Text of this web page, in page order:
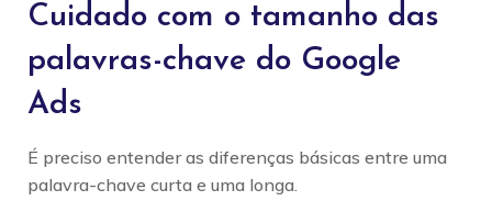
Cuidado com o tamanho das
palavras-chave do Google
Ads
É preciso entender as diferenças básicas entre uma
palavra-chave curta e uma longa.